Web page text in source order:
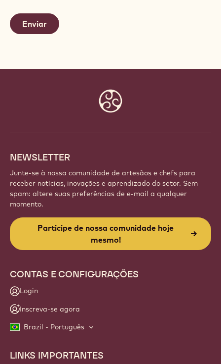
NEWSLETTER
Junte-se à nossa comunidade de artesãos e chefs para
receber notícias, inovações e aprendizado do setor. Sem
spam: altere suas preferências de e-mail a qualquer
momento.
Participe de nossa comunidade hoje
mesmo!
CONTAS E CONFIGURAÇÕES
Login
Inscreva-se agora
Brazil - Português
Footer
LINKS IMPORTANTES